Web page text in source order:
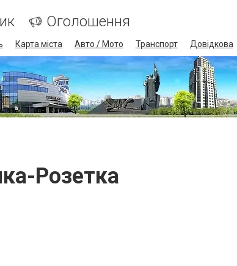
Оголошення
Карта міста Авто / Мото Транспорт Довідкова
Розетка